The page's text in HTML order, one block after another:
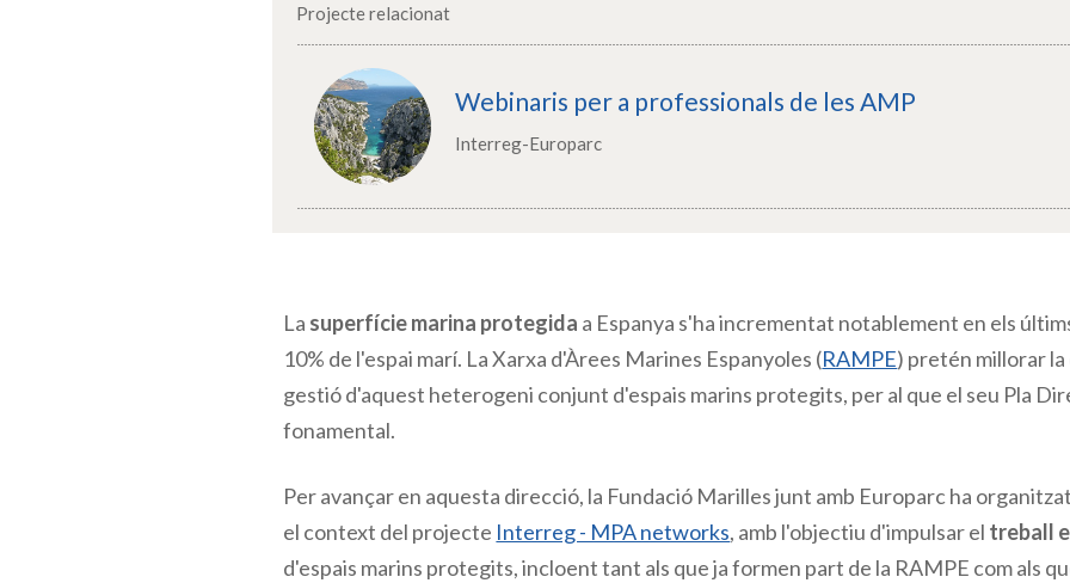
Projecte relacionat
Webinaris per a professionals de les AMP
Interreg-Europarc
La superfície marina protegida a Espanya s'ha incrementat notablement en els
10% de l'espai marí. La Xarxa d'Àrees Marines Espanyoles (RAMPE) pretén millorar la
gestiód'aquest heterogeni conjunt d'espais marins protegits, per al que el seu Pla
fonamental.
Per avançar en aquesta direcció, la Fundació Marilles junt amb Europarc ha
el context del projecte Interreg - MPA networks, amb l'objectiu d'impulsar el treball
d'espais marins protegits, incloent tant als que ja formen part de la RAMPE com als